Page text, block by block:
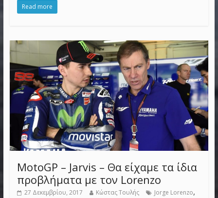
Read more
MotoGP – Jarvis – Θα είχαμε τα ίδια
προβλήματα με τον Lorenzo
27 Δεκεμβρίου, 2017 Κώστας Τουλής Jorge Lorenzo,